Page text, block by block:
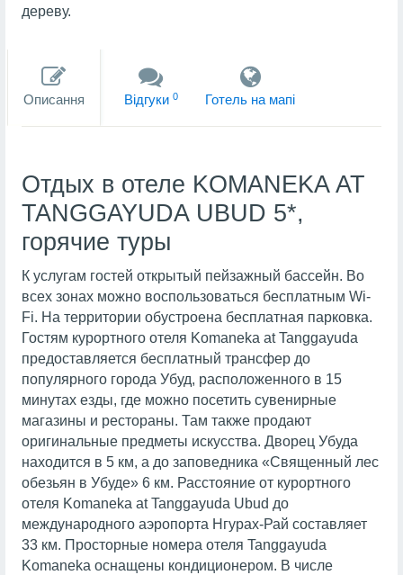
дереву.
Описання Вiдгуки 0 Готель на мапi
Отдых в отеле KOMANEKA AT
TANGGAYUDA UBUD 5*,
горячие туры
К услугам гостей открытый пейзажный бассейн. Во
всех зонах можно воспользоваться бесплатным Wi-
Fi. На территории обустроена бесплатная парковка.
Гостям курортного отеля Komaneka at Tanggayuda
предоставляется бесплатный трансфер до
популярного города Убуд, расположенного в 15
минутах езды, где можно посетить сувенирные
магазины и рестораны. Там также продают
оригинальные предметы искусства. Дворец Убуда
находится в 5 км, а до заповедника «Священный лес
обезьян в Убуде» 6 км. Расстояние от курортного
отеля Komaneka at Tanggayuda Ubud до
международного аэропорта Нгурах-Рай составляет
33 км. Просторные номера отеля Tanggayuda
Komaneka оснащены кондиционером. В числе